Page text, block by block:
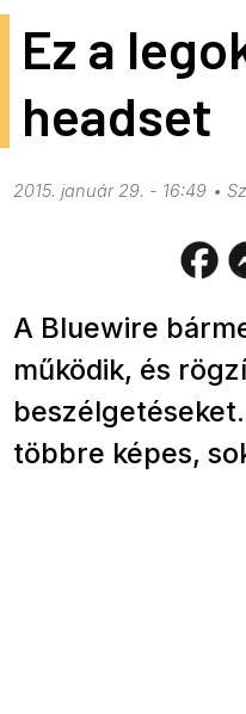
Ez a
headset
2015. január 29. - 16:49
A Bluewire
működik, és
többre képes,